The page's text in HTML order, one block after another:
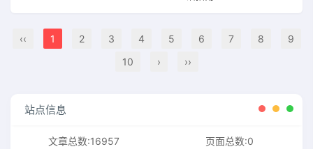
‹‹ 1 2 3 4 5 6 7 8
9
10
› ››
站点信息
文章总数:16957 页面总数:0